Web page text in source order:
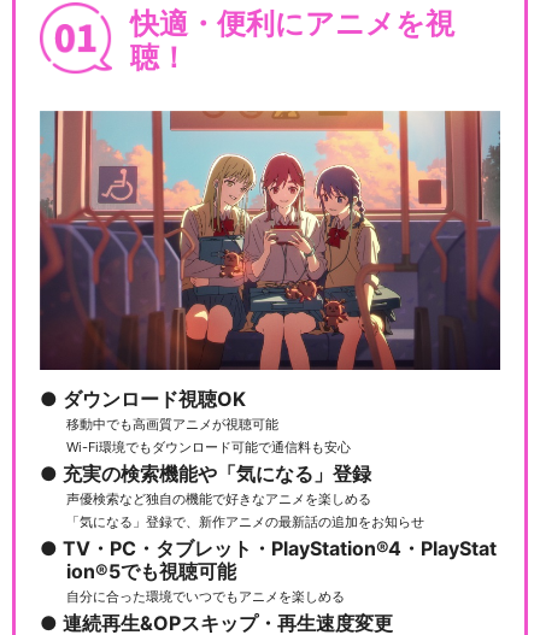
快適・便利にアニメを視
聴！
ダウンロード視聴OK
移動中でも高画質アニメが視聴可能
Wi-Fi環境でもダウンロード可能で通信料も安心
充実の検索機能や「気になる」登録
声優検索など独自の機能で好きなアニメを楽しめる
「気になる」登録で、新作アニメの最新話の追加をお知らせ
TV・PC・タブレット・PlayStation®4・PlayStat
ion®5でも視聴可能
自分に合った環境でいつでもアニメを楽しめる
連続再生&OPスキップ・再生速度変更